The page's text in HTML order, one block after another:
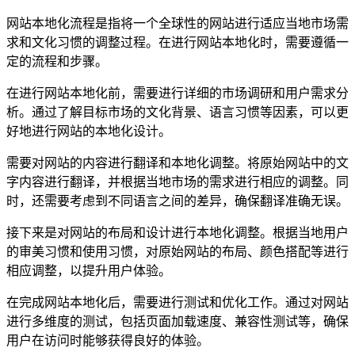
网站本地化流程是指将一个全球性的网站进行适应当地市场需
求和文化习惯的调整过程。在进行网站本地化时，需要遵循一
定的流程和步骤。
在进行网站本地化前，需要进行详细的市场调研和用户需求分
析。通过了解目标市场的文化背景、语言习惯等因素，可以更
好地进行网站的本地化设计。
需要对网站的内容进行翻译和本地化调整。将原始网站中的文
字内容进行翻译，并根据当地市场的需求进行相应的调整。同
时，还需要考虑到不同语言之间的差异，确保翻译准确无误。
接下来是对网站的布局和设计进行本地化调整。根据当地用户
的审美习惯和使用习惯，对原始网站的布局、颜色搭配等进行
相应调整，以提升用户体验。
在完成网站本地化后，需要进行测试和优化工作。通过对网站
进行多维度的测试，包括页面加载速度、兼容性测试等，确保
用户在访问时能够获得良好的体验。